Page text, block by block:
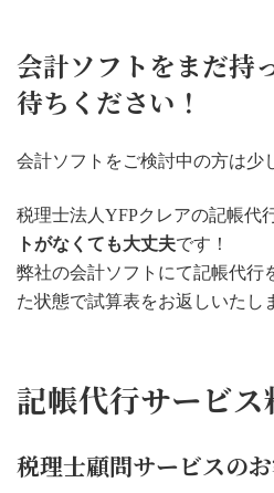
会計ソフトをまだ持
待ちください！
会計ソフトをご検討中の方は少
税理士法人YFPクレアの記帳代
トがなくても大丈夫です！
弊社の会計ソフトにて記帳代行
た状態で試算表をお返しいたし
記帳代行サービス
税理士顧問サービスの